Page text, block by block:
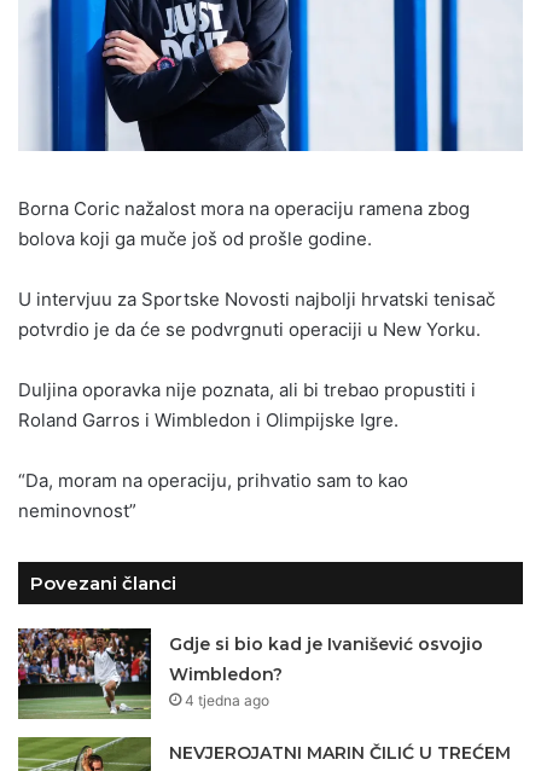
Borna Coric nažalost mora na operaciju ramena zbog
bolova koji ga muče još od prošle godine.
U intervjuu za Sportske Novosti najbolji hrvatski tenisač
potvrdio je da će se podvrgnuti operaciji u New Yorku.
Duljina oporavka nije poznata, ali bi trebao propustiti i
Roland Garros i Wimbledon i Olimpijske Igre.
“Da, moram na operaciju, prihvatio sam to kao
neminovnost”
Povezani članci
Gdje si bio kad je Ivanišević osvojio
Wimbledon?
4 tjedna ago
NEVJEROJATNI MARIN ČILIĆ U TREĆEM